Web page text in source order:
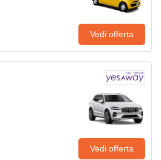
Vedi offerta
Vedi offerta